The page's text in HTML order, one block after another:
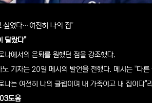
싶었다…여전히 나의 집"
달랐다"
나에서의 은퇴를 원했던 점을 강조했다.
기자는 20일 메시의 발언을 전했다. 메시는 "다
나는 여전히 나의 클럽이며 내 가족이고 내 집이다"
도움